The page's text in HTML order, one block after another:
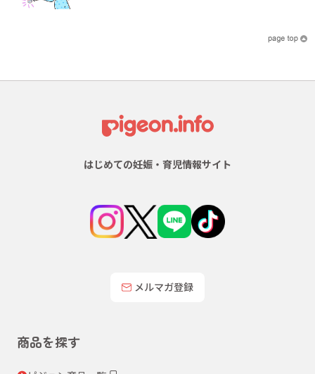
はじめての妊娠・育児情報サイト
メルマガ登録
商品を探す